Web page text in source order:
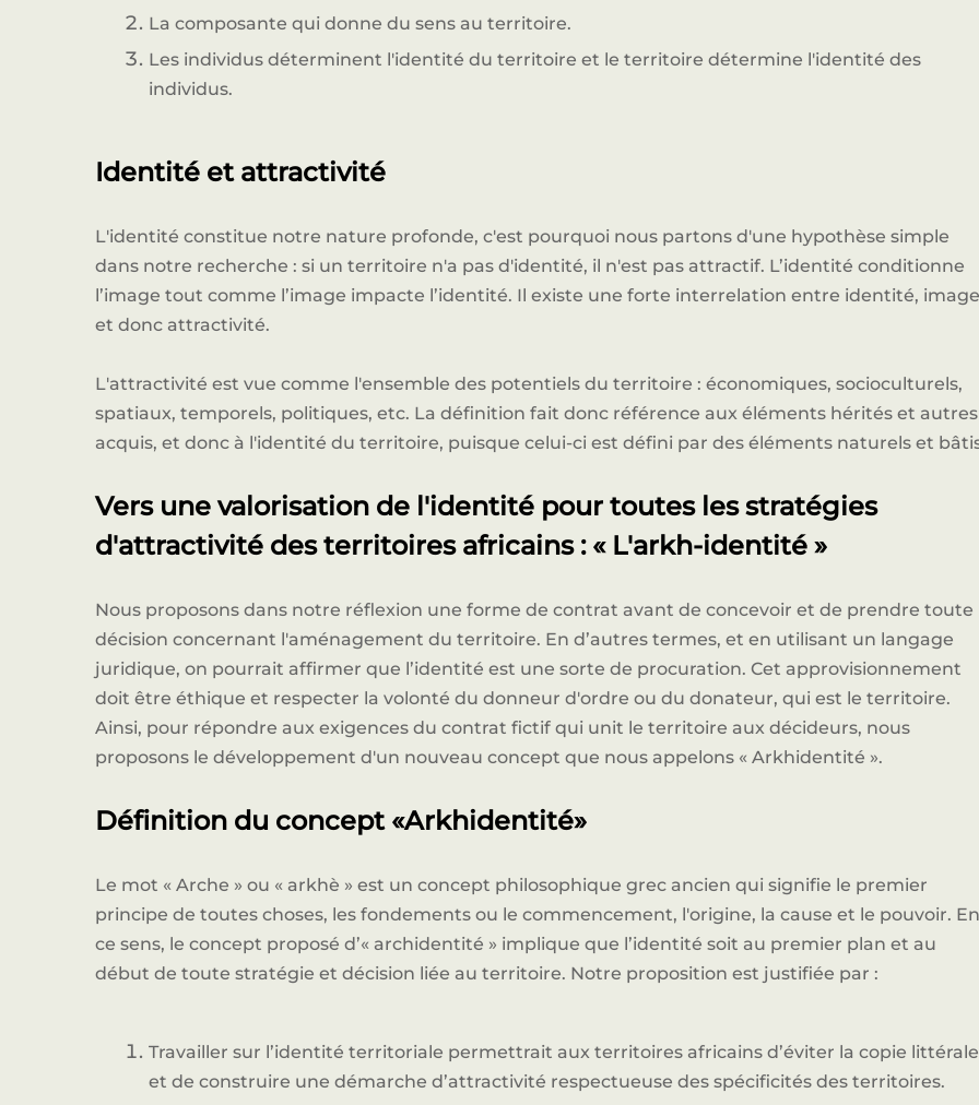
La composante qui donne du sens au territoire.
Les individus déterminent l'identité du territoire et le territoire détermine l'identité des
individus.
Identité et attractivité
L'identité constitue notre nature profonde, c'est pourquoi nous partons d'une hypothèse simple
dans notre recherche : si un territoire n'a pas d'identité, il n'est pas attractif. L’identité conditionne
l’image tout comme l’image impacte l’identité. Il existe une forte interrelation entre identité,
et donc attractivité.
L'attractivité est vue comme l'ensemble des potentiels du territoire : économiques, socioculturels,
spatiaux, temporels, politiques, etc. La définition fait donc référence aux éléments hérités et autres
acquis, et donc à l'identité du territoire, puisque celui-ci est défini par des éléments naturels et
Vers une valorisation de l'identité pour toutes les stratégies
d'attractivité des territoires africains : « L'arkh-identité »
Nous proposons dans notre réflexion une forme de contrat avant de concevoir et de prendre toute
décision concernant l'aménagement du territoire. En d’autres termes, et en utilisant un langage
juridique, on pourrait affirmer que l’identité est une sorte de procuration. Cet approvisionnement
doit être éthique et respecter la volonté du donneur d'ordre ou du donateur, qui est le territoire.
Ainsi, pour répondre aux exigences du contrat fictif qui unit le territoire aux décideurs, nous
proposons le développement d'un nouveau concept que nous appelons « Arkhidentité ».
Définition du concept «Arkhidentité»
Le mot « Arche » ou « arkhè » est un concept philosophique grec ancien qui signifie le premier
principe de toutes choses, les fondements ou le commencement, l'origine, la cause et le pouvoir.
ce sens, le concept proposé d’« archidentité » implique que l’identité soit au premier plan et au
début de toute stratégie et décision liée au territoire. Notre proposition est justifiée par :
Travailler sur l’identité territoriale permettrait aux territoires africains d’éviter la copie littérale
et de construire une démarche d’attractivité respectueuse des spécificités des territoires.
Nos Sponsors